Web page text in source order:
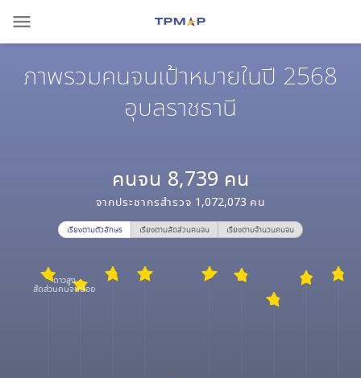
menu
ภาพรวมคนจนเป้าหมายในปี 2568
อุบลราชธานี
คนจน 8,739 คน
จากประชากรสำรวจ 1,072,073 คน
เรียงตามตัวอักษร เรียงตามสัดส่วนคนจน เรียงตามจำนวนคนจน
ดาวสูง
สัดส่วนคนจนน้อย